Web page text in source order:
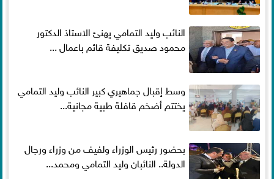
النائب وليد التمامي يهنئ الاستاذ الدكتور
محمود صديق تكليفة قائم باعمال ...
وسط إقبال جماهيري كبير النائب وليد التمامي
يختتم أضخم قافلة طبية مجانية...
بحضور رئيس الوزراء ولفيف من وزراء ورجال
الدولة.. النائبان وليد التمامي ومحمد...